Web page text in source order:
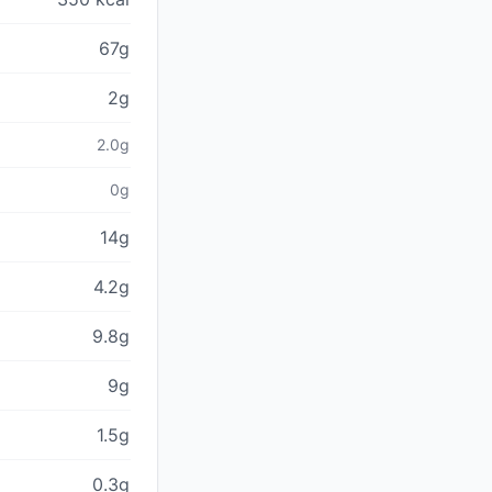
67g
2g
2.0g
0g
14g
4.2g
9.8g
9g
1.5g
0.3g